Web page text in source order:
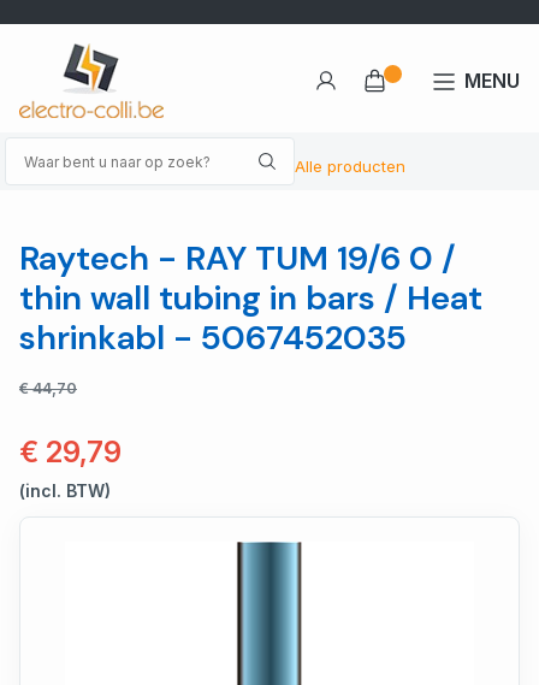
Alle producten
MENU
Raytech - RAY TUM 19/6 0 /
thin wall tubing in bars / Heat
shrinkabl - 5067452035
€ 44,70
€ 29,79
(incl. BTW)